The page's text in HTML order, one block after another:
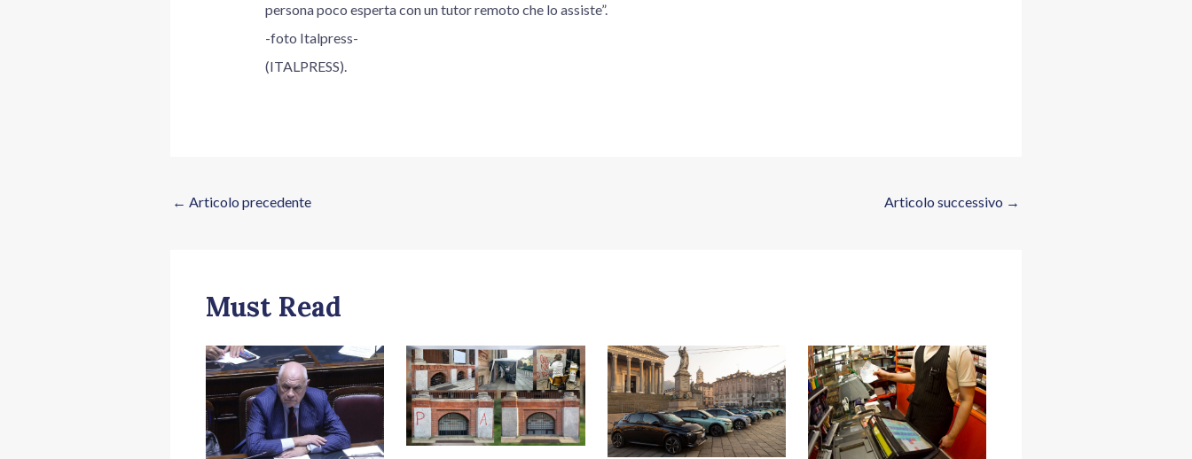
persona poco esperta con un tutor remoto che lo assiste”.
-foto Italpress-
(ITALPRESS).
← Articolo precedente Articolo successivo →
Must Read